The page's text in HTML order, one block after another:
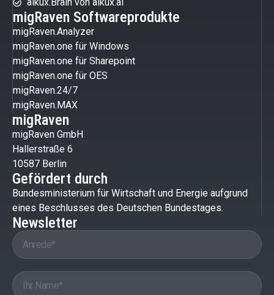
aikux.Brain von aikux.ai
migRaven Softwareprodukte
migRaven.Analyzer
migRaven.one für Windows
migRaven.one für Sharepoint
migRaven.one für OES
migRaven.24/7
migRaven.MAX
migRaven
migRaven GmbH
Hallerstraße 6
10587 Berlin
Gefördert durch
Bundesministerium für Wirtschaft und Energie aufgrund
eines Beschlusses des Deutschen Bundestages.
Newsletter